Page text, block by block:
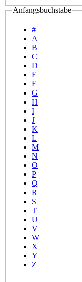
Anfangsbuchstabe
#
A
B
C
D
E
F
G
H
I
J
K
L
M
N
O
P
Q
R
S
T
U
V
W
X
Y
Z